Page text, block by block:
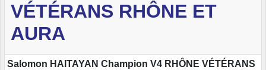
VÉTÉRANS RHÔNE ET
AURA
Salomon HAITAYAN Champion V4 RHÔNE VÉTÉRANS